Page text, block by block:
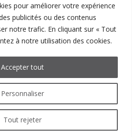
pour améliorer votre expérience
publicités ou des contenus
notre trafic. En cliquant sur « Tout
à notre utilisation des cookies.
Personnaliser
Tout rejeter
Accepter tout
Politique de confidentialité–FAQ
avec ♥ parLes Trafiquantes® by
– 2023/2026